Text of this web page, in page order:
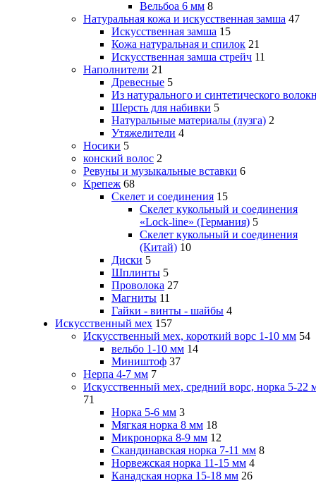
Вельбоа 6 мм 8
Натуральная кожа и искусственная замша 47
Искусственная замша 15
Кожа натуральная и спилок 21
Искусственная замша стрейч 11
Наполнители 21
Древесные 5
Из натурального и синтетического
Шерсть для набивки 5
Натуральные материалы (лузга) 2
Утяжелители 4
Носики 5
конский волос 2
Ревуны и музыкальные вставки 6
Крепеж 68
Скелет и соединения 15
Скелет кукольный и соединения
«Lock-line» (Германия) 5
Скелет кукольный и соединения
(Китай) 10
Диски 5
Шплинты 5
Проволока 27
Магниты 11
Гайки - винты - шайбы 4
Искусственный мех 157
Искусственный мех, короткий ворс 1-10 мм 54
вельбо 1-10 мм 14
Миништоф 37
Нерпа 4-7 мм 7
Искусственный мех, средний ворс, норка 5-22
71
Норка 5-6 мм 3
Мягкая норка 8 мм 18
Микронорка 8-9 мм 12
Скандинавская норка 7-11 мм 8
Норвежская норка 11-15 мм 4
Канадская норка 15-18 мм 26